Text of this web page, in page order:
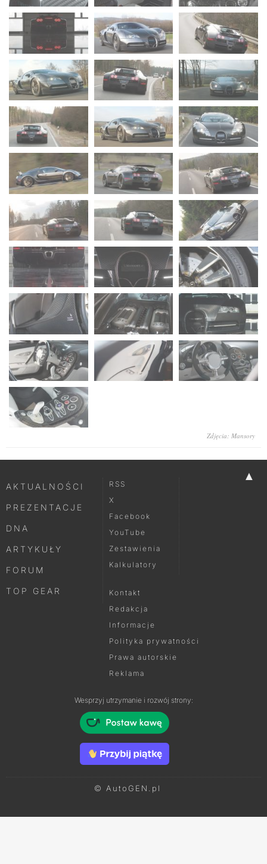
Zdjęcia: Mansory
▲
AKTUALNOŚCI
PREZENTACJE
DNA
ARTYKUŁY
FORUM
TOP GEAR
RSS
X
Facebook
YouTube
Zestawienia
Kalkulatory
Kontakt
Redakcja
Informacje
Polityka prywatności
Prawa autorskie
Reklama
Wesprzyj utrzymanie i rozwój strony:
© AutoGEN.pl